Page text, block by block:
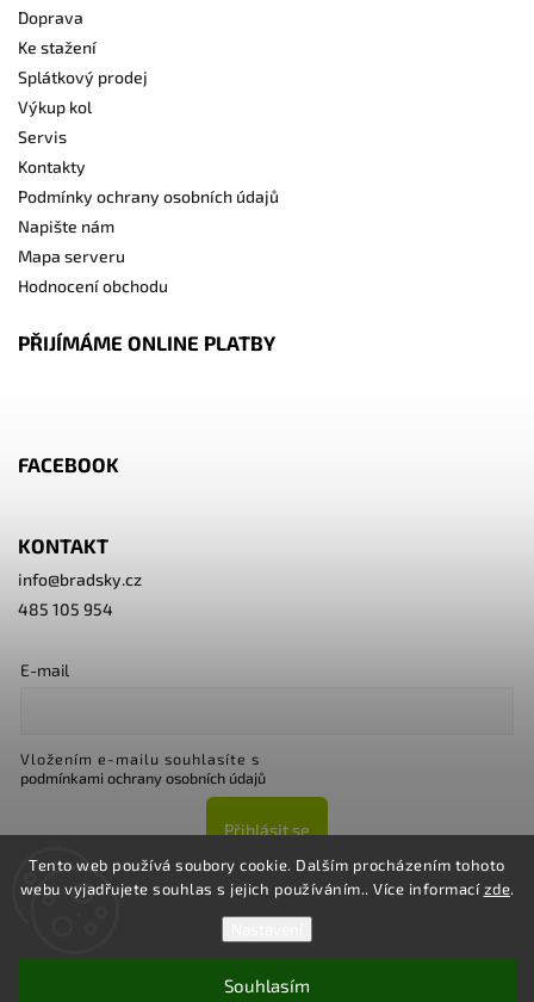
Tento web používá soubory cookie. Dalším procházením tohoto
webu vyjadřujete souhlas s jejich používáním.. Více informacízde.
Souhlasím
Doprava
Ke stažení
Splátkový prodej
Výkup kol
Servis
Kontakty
Podmínky ochrany osobních údajů
Napište nám
Mapa serveru
Hodnocení obchodu
PŘIJÍMÁME ONLINE PLATBY
FACEBOOK
KONTAKT
info@bradsky.cz
485 105 954
E-mail
Vložením e-mailu souhlasíte s
podmínkami ochrany osobních údajů
Přihlásit se